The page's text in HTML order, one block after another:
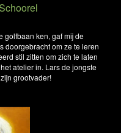
golfbaan ken, gaf mij de
doorgebracht om ze te leren
stil zitten om zich te laten
atelier in. Lars de jongste
grootvader!